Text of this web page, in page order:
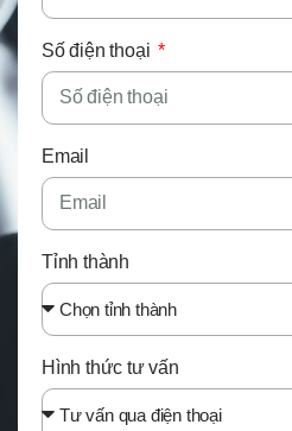
Số điện thoại
Email
Tỉnh thành
Hình thức tư vấn